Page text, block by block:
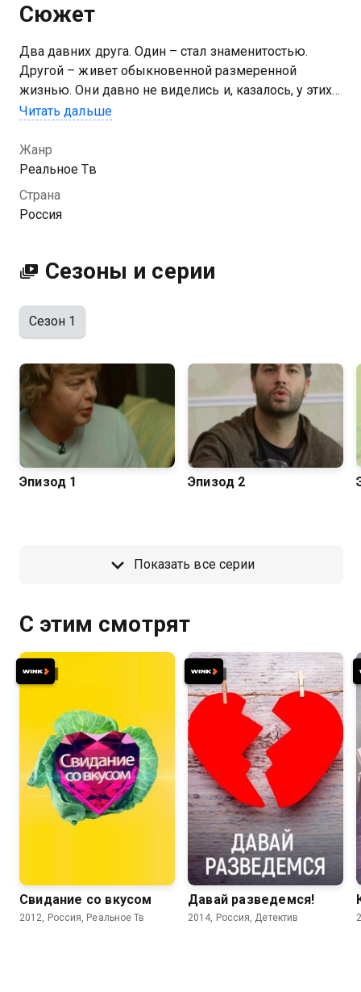
Сюжет
Два давних друга. Один – стал знаменитостью.
Другой – живет обыкновенной размеренной
жизнью. Они давно не виделись и, казалось, у этих
людей нет ни одной возможности встретиться,
Теперь их ждет долгий разговор по душам...
Читать дальше
Жанр
Реальное Тв
Страна
Россия
Сезоны и серии
Сезон 1
Эпизод 1 Эпизод 2
Показать все серии
С этим смотрят
Свидание со вкусом
2012, Россия, Реальное Тв
Давай разведемся!
2014, Россия, Детектив